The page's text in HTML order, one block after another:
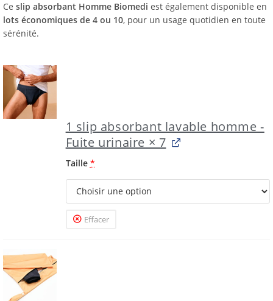
Ce slip absorbant Homme Biomedi est également disponible en
lots économiques de 4 ou 10, pour un usage quotidien en toute
sérénité.
1 slip absorbant lavable homme -
Fuite urinaire × 7
Taille *
Effacer